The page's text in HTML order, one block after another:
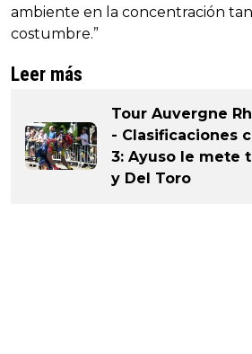
ambiente en la concentración
costumbre.”
Leer más
Tour Auvergne
- Clasificaciones
3: Ayuso le mete
y Del Toro